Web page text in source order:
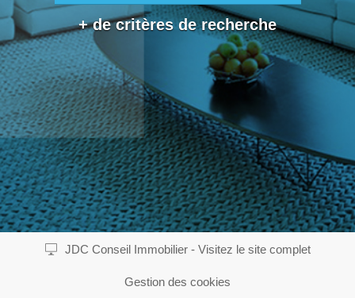
+ de critères de recherche
JDC Conseil Immobilier - Visitez le site complet
Gestion des cookies